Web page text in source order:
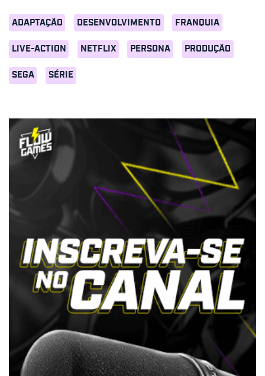
ADAPTAÇÃO DESENVOLVIMENTO FRANQUIA
LIVE-ACTION NETFLIX PERSONA PRODUÇÃO
SEGA SÉRIE